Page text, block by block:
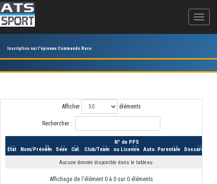
Inscription sur l'épreuve Commando Race
Afficher éléments
Rechercher :
Etat Nom/Prénom Sexe Cat. Club/Team
N° de PPS
ou Licence
Auto. Parentale Dossard
Aucune donnée disponible dans le tableau
Affichage de l'élément 0 à 0 sur 0 éléments